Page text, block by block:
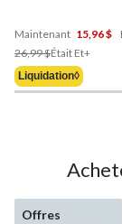
Maintenant 15,96 $
26,99 $Était Et+Prix
À
Liquidation◊
Offres